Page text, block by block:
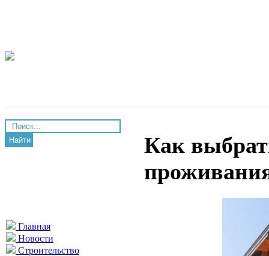
Найти
Главная
Новости
Строительство
Как